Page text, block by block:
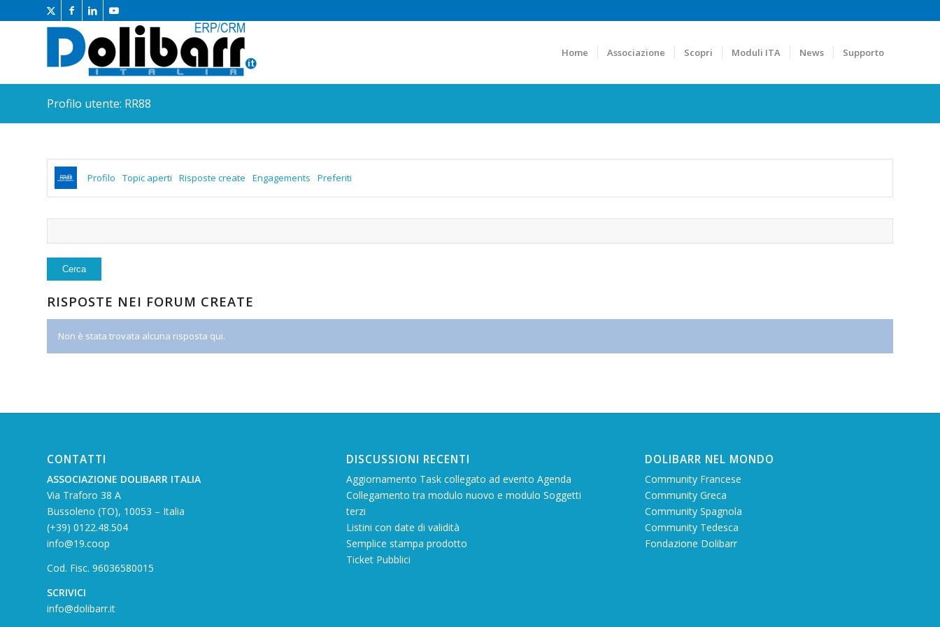
Home Associazione Scopri Moduli ITA News Supporto
Profilo utente: RR88
Profilo Topic aperti Risposte create Engagements Preferiti
RISPOSTE NEI FORUM CREATE
Non è stata trovata alcuna risposta qui.
CONTATTI
ASSOCIAZIONE DOLIBARR ITALIA
Via Traforo 38 A
Bussoleno (TO), 10053 – Italia
(+39) 0122.48.504
info@19.coop
Cod. Fisc. 96036580015
SCRIVICI
info@dolibarr.it
DISCUSSIONI RECENTI
Aggiornamento Task collegato ad evento Agenda
Collegamento tra modulo nuovo e modulo Soggetti
terzi
Listini con date di validità
Semplice stampa prodotto
Ticket Pubblici
DOLIBARR NEL MONDO
Community Francese
Community Greca
Community Spagnola
Community Tedesca
Fondazione Dolibarr